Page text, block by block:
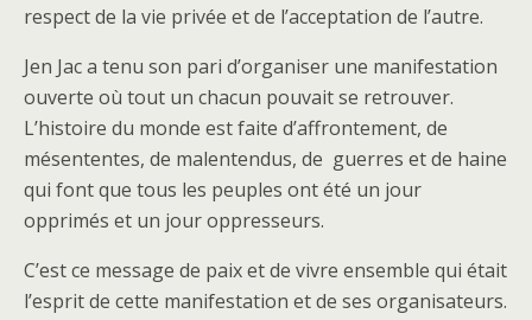
respect de la vie privée et de l’acceptation de l’autre.
Jen Jac a tenu son pari d’organiser une manifestation
ouverte où tout un chacun pouvait se retrouver.
L’histoire du monde est faite d’affrontement, de
mésententes, de malentendus, de guerres et de haine
qui font que tous les peuples ont été un jour
opprimés et un jour oppresseurs.
C’est ce message de paix et de vivre ensemble qui était
l’esprit de cette manifestation et de ses organisateurs.